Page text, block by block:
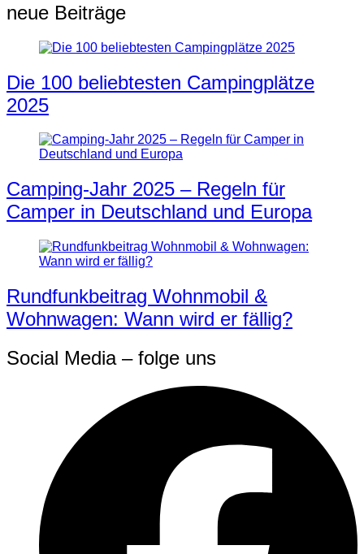
neue Beiträge
Die 100 beliebtesten Campingplätze
2025
Camping-Jahr 2025 – Regeln für
Camper in Deutschland und Europa
Rundfunkbeitrag Wohnmobil &
Wohnwagen: Wann wird er fällig?
Social Media – folge uns